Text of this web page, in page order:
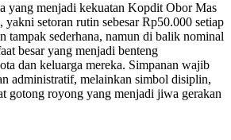
yang menjadi kekuatan Kopdit Obor Mas
yakni setoran rutin sebesar Rp50.000 setiap
tampak sederhana, namun di balik nominal
besar yang menjadi benteng
dan keluarga mereka. Simpanan wajib
administratif, melainkan simbol disiplin,
gotong royong yang menjadi jiwa gerakan